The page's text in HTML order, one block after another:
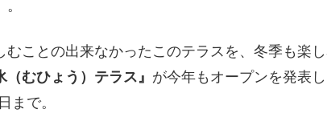
むことの出来なかったこのテラスを、冬季も楽
（むひょう）テラス』 が今年もオープンを発表
まで。